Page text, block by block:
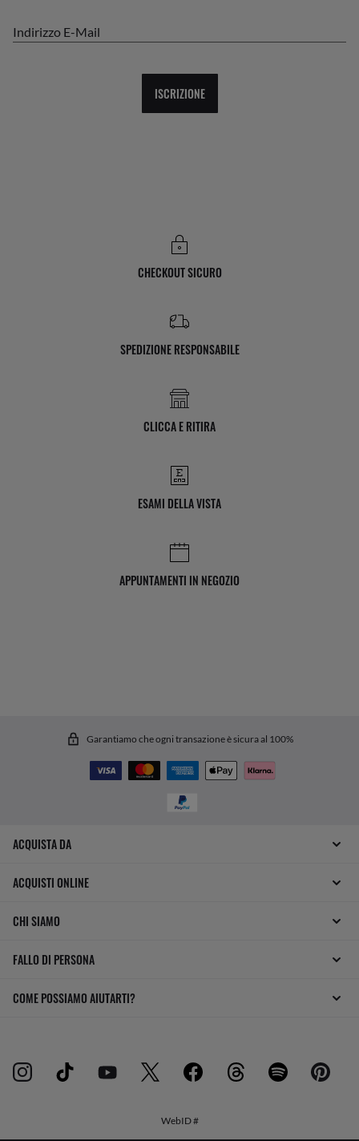
Indirizzo E-Mail
ISCRIZIONE
CHECKOUT SICURO
SPEDIZIONE RESPONSABILE
CLICCA E RITIRA
ESAMI DELLA VISTA
APPUNTAMENTI IN NEGOZIO
Garantiamo che ogni transazione è sicura al 100%
ACQUISTA DA
ACQUISTI ONLINE
CHI SIAMO
FALLO DI PERSONA
COME POSSIAMO AIUTARTI?
WebID #